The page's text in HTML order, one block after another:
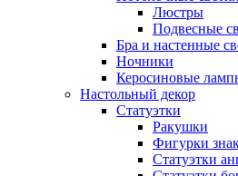
Люстры
Подвесные
Бра и настенные
Ночники
Керосиновые
Настольный декор
Статуэтки
Ракушки
Фигурки
Статуэтки